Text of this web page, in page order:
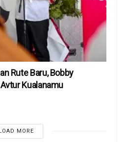
Rute Baru, Bobby
Kualanamu
MORE